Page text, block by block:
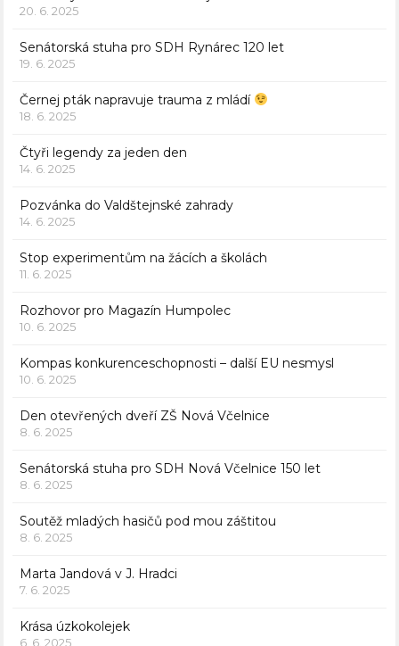
20. 6. 2025
Senátorská stuha pro SDH Rynárec 120 let
19. 6. 2025
Černej pták napravuje trauma z mládí
18. 6. 2025
Čtyři legendy za jeden den
14. 6. 2025
Pozvánka do Valdštejnské zahrady
14. 6. 2025
Stop experimentům na žácích a školách
11. 6. 2025
Rozhovor pro Magazín Humpolec
10. 6. 2025
Kompas konkurenceschopnosti – další EU nesmysl
10. 6. 2025
Den otevřených dveří ZŠ Nová Včelnice
8. 6. 2025
Senátorská stuha pro SDH Nová Včelnice 150 let
8. 6. 2025
Soutěž mladých hasičů pod mou záštitou
8. 6. 2025
Marta Jandová v J. Hradci
7. 6. 2025
Krása úzkokolejek
6. 6. 2025